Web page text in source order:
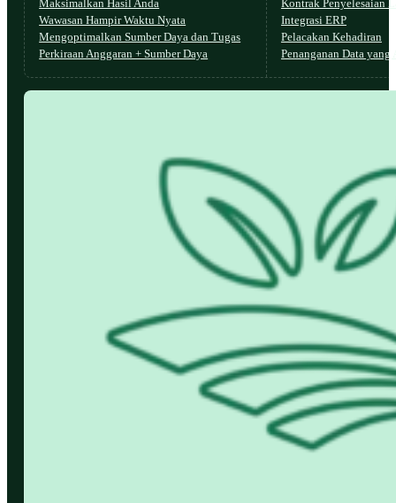
Maksimalkan Hasil Anda
Wawasan Hampir Waktu Nyata
Mengoptimalkan Sumber Daya dan Tugas
Perkiraan Anggaran + Sumber Daya
Kontrak Penyelesaian
Integrasi ERP
Pelacakan Kehadiran
Penanganan Data yang